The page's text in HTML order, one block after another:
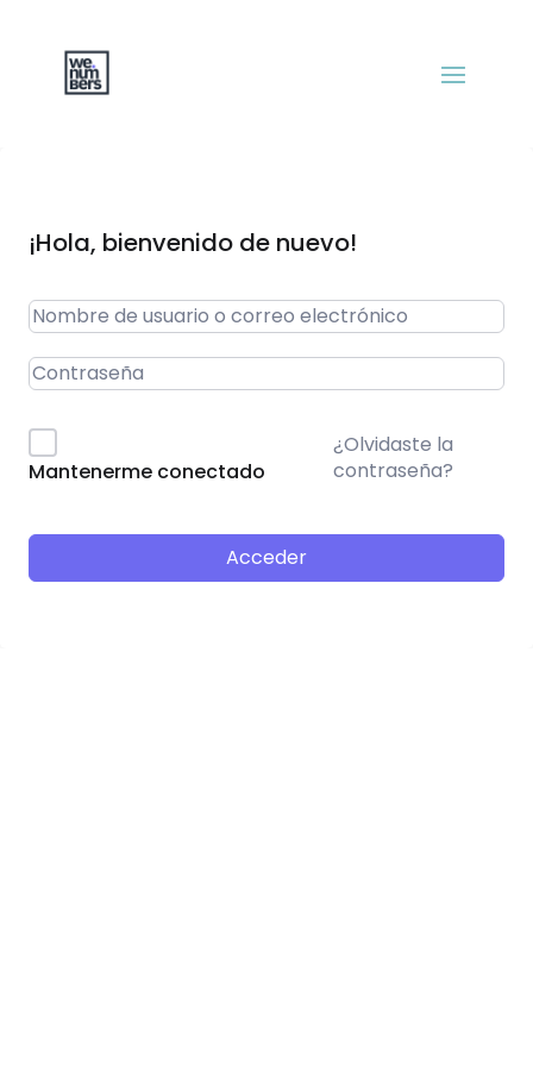
¡Hola, bienvenido de nuevo!
Mantenerme conectado
¿Olvidaste la
contraseña?
Acceder